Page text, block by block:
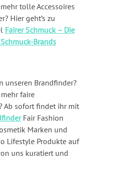
tolle Accessoires
Hier geht’s zu
Fairer Schmuck – Die
Brands
unseren Brandfinder?
faire
Ab sofort findet ihr mit
Fair Fashion
Marken und
Lifestyle Produkte auf
uns kuratiert und